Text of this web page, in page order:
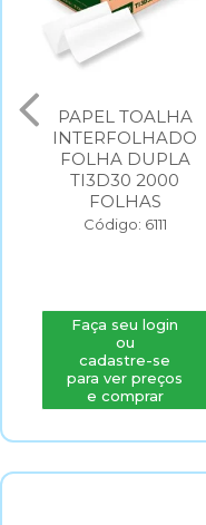
PAPEL TOALHA
INTERFOLHADO
FOLHA DUPLA
TI3D30 2000
FOLHAS
Código: 6111
Faça seu login
ou
cadastre-se
para ver preços
e comprar